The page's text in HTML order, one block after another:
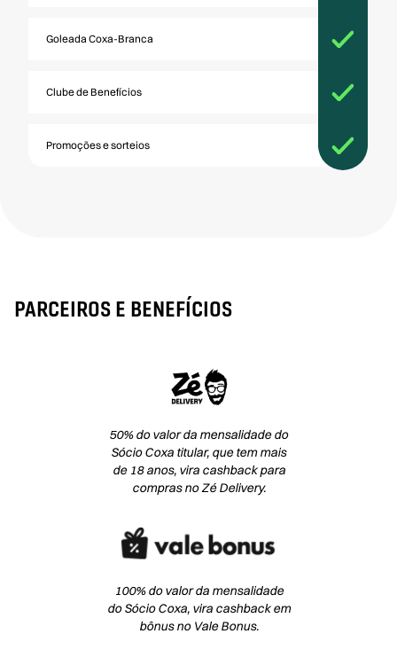
Goleada Coxa-Branca
Clube de Benefícios
Promoções e sorteios
PARCEIROS E BENEFÍCIOS
50% do valor da mensalidade do
Sócio Coxa titular, que tem mais
de 18 anos, vira cashback para
compras no Zé Delivery.
100% do valor da mensalidade
do Sócio Coxa, vira cashback em
bônus no Vale Bonus.